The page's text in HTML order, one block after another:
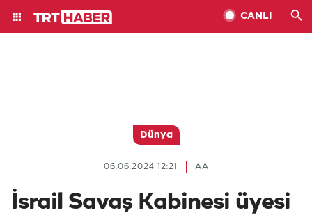
CANLI
Dünya
AA
06.06.2024 12:21
İsrail Savaş Kabinesi üyesi